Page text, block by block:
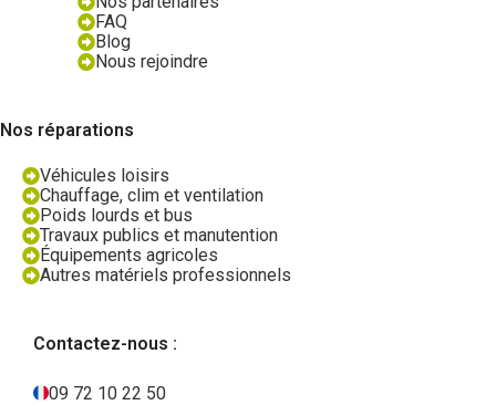
FAQ
Blog
Nous rejoindre
Nos réparations
Véhicules loisirs
Chauffage, clim et ventilation
Poids lourds et bus
Travaux publics et manutention
Équipements agricoles
Autres matériels professionnels
Contactez-nous :
09 72 10 22 50